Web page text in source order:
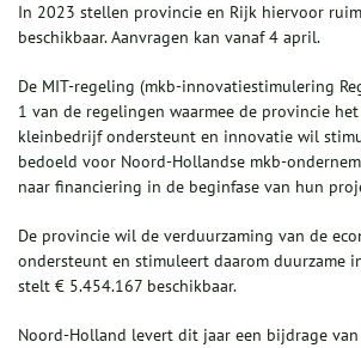
In 2023 stellen provincie en Rijk hiervoor
beschikbaar. Aanvragen kan vanaf 4 april.
De MIT-regeling (mkb-innovatiestimulering
1 van de regelingen waarmee de provincie
kleinbedrijf ondersteunt en innovatie wil
bedoeld voor Noord-Hollandse mkb-
naar financiering in de beginfase van hun
De provincie wil de verduurzaming van de
ondersteunt en stimuleert daarom duurzame
stelt € 5.454.167 beschikbaar.
Noord-Holland levert dit jaar een bijdrage